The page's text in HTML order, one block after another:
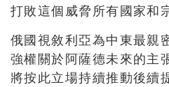
打敗這個威脅所有國家和
俄國視敘利亞為中東最親
強權關於阿薩德未來的主
將按此立場持續推動後續